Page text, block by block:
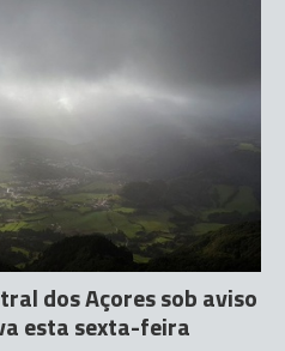
dos Açores sob aviso
esta sexta-feira